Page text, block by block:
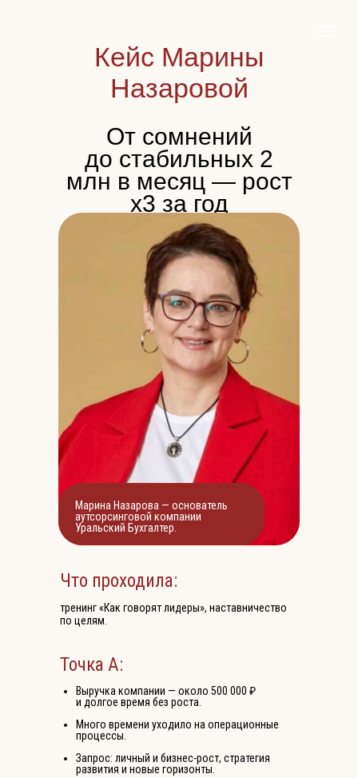
Кейс Марины
Назаровой
От сомнений
до стабильных 2
млн в месяц — рост
x3 за год
Марина Назарова — основатель
аутсорсинговой компании
Уральский Бухгалтер.
Что проходила:
тренинг «Как говорят лидеры», наставничество
по целям.
Точка А:
Выручка компании — около 500 000 ₽
и долгое время без роста.
Много времени уходило на операционные
процессы.
Запрос: личный и бизнес-рост, стратегия
развития и новые горизонты.